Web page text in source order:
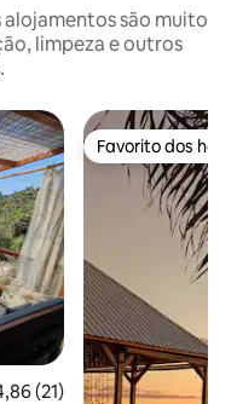
alojamentos são muito
limpeza e outros
média de 4,86
(21)
Favorito dos
Favorito dos